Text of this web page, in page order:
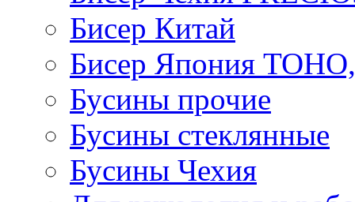
Бисер Китай
Бисер Япония
Бусины прочие
Бусины стеклянные
Бусины Чехия